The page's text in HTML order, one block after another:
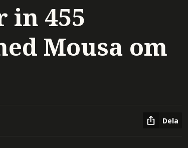
in 455
Mousa om
Dela